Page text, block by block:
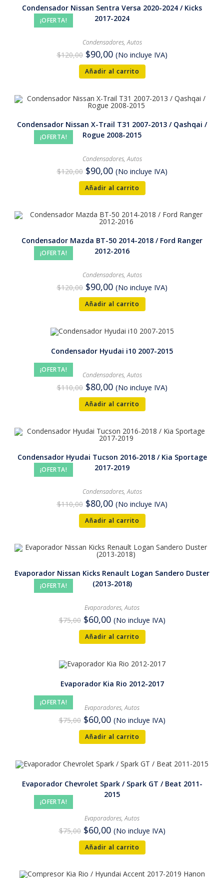
¡OFERTA!
Condensador Nissan Sentra Versa 2020-2024 / Kicks
2017-2024
Condensadores,Autos
$120,00 $90,00 (No incluye IVA)
Añadir al carrito
¡OFERTA!
Condensador Nissan X-Trail T31 2007-2013 / Qashqai /
Rogue 2008-2015
Condensadores,Autos
$120,00 $90,00 (No incluye IVA)
Añadir al carrito
¡OFERTA!
Condensador Mazda BT-50 2014-2018 / Ford Ranger
2012-2016
Condensadores,Autos
$120,00 $90,00 (No incluye IVA)
Añadir al carrito
¡OFERTA!
Condensador Hyudai i10 2007-2015
Condensadores,Autos
$110,00 $80,00 (No incluye IVA)
Añadir al carrito
¡OFERTA!
Condensador Hyudai Tucson 2016-2018 / Kia Sportage
2017-2019
Condensadores,Autos
$110,00 $80,00 (No incluye IVA)
Añadir al carrito
¡OFERTA!
Evaporador Nissan Kicks Renault Logan Sandero Duster
(2013-2018)
Evaporadores,Autos
$75,00 $60,00 (No incluye IVA)
Añadir al carrito
¡OFERTA!
Evaporador Kia Rio 2012-2017
Evaporadores,Autos
$75,00 $60,00 (No incluye IVA)
Añadir al carrito
¡OFERTA!
Evaporador Chevrolet Spark / Spark GT / Beat 2011-
2015
Evaporadores,Autos
$75,00 $60,00 (No incluye IVA)
Añadir al carrito